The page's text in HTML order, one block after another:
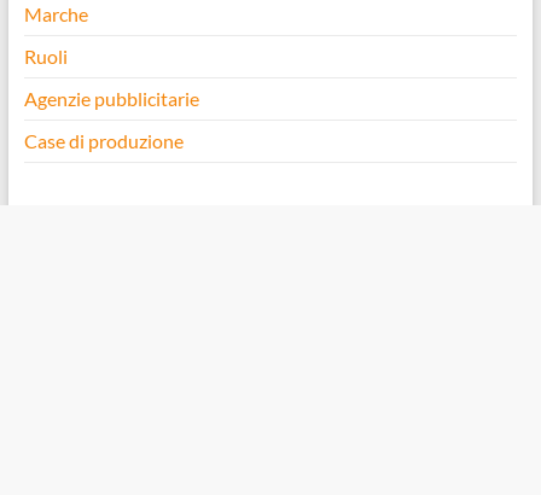
Marche
Ruoli
Agenzie pubblicitarie
Case di produzione